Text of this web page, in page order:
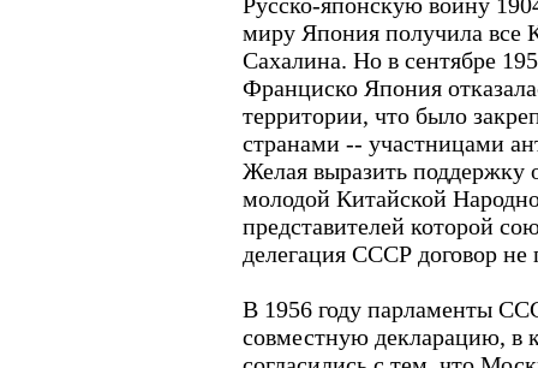
миру Япония получила все
Сахалина. Но в сентябре
Франциско Япония
территории, что было
странами -- участницами
Желая выразить поддержку
молодой Китайской
представителей которой
делегация СССР договор не
В 1956 году парламенты
совместную декларацию, в